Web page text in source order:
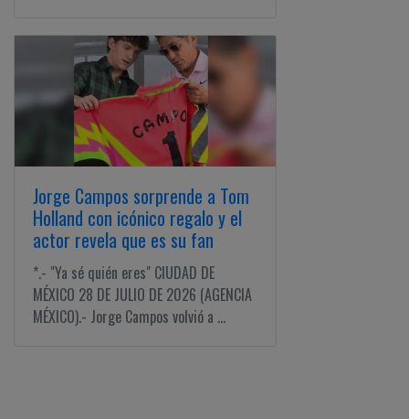
Jorge Campos sorprende a Tom
Holland con icónico regalo y el
actor revela que es su fan
*.- "Ya sé quién eres" CIUDAD DE
MÉXICO 28 DE JULIO DE 2026 (AGENCIA
MÉXICO).- Jorge Campos volvió a ...